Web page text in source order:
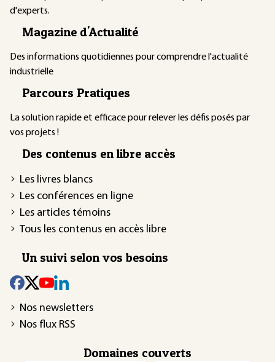
d'experts.
Magazine d'Actualité
Des informations quotidiennes pour comprendre l'actualité
industrielle
Parcours Pratiques
La solution rapide et efficace pour relever les défis posés par
vos projets !
Des contenus en libre accès
Les livres blancs
Les conférences en ligne
Les articles témoins
Tous les contenus en accès libre
Un suivi selon vos besoins
Nos newsletters
Nos flux RSS
Domaines couverts